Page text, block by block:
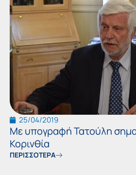
25/04/2019
Με υπογραφή Τατούλη
Κορινθία
ΠΕΡΙΣΣΟΤΕΡΑ